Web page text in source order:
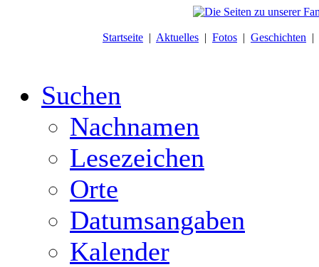
Startseite | Aktuelles | Fotos | Geschichten |
Suchen
Nachnamen
Lesezeichen
Orte
Datumsangaben
Kalender